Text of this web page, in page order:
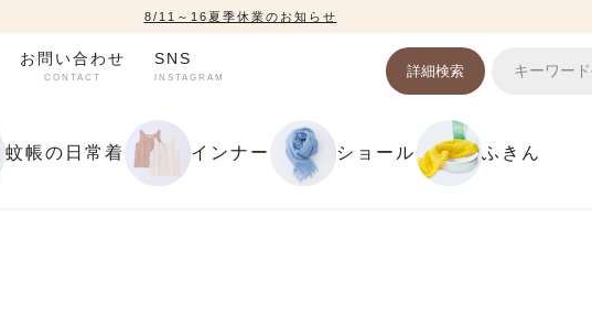
8/11～16夏季休業のお知らせ
お問い合わせ
CONTACT
SNS
INSTAGRAM 詳細検索
蚊帳の日常着 インナー ショール ふきん